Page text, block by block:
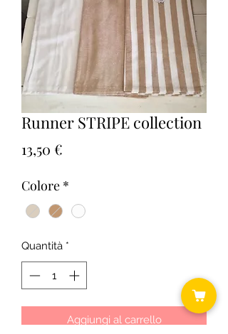
Runner STRIPE collection
13,50 €
Colore *
Quantità *
Aggiungi al carrello